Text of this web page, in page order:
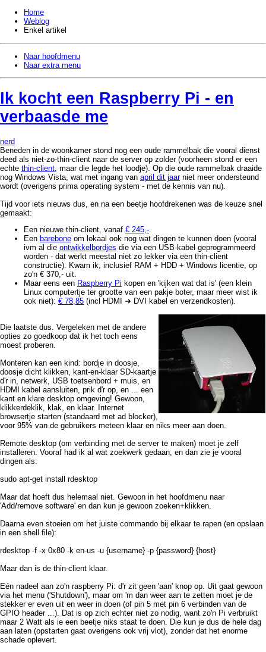
Home
Weblog
Enkel artikel
Naar hoofdmenu
Naar extra menu
Ik kocht een Raspberry Pi - en
verbaasde me
nerd
Beneden in de woonkamer stond nog een oude rammelbak die vooral dienst
deed als niet-zo-thin-client naar de server op zolder (voorheen stond er een
echte thin-client, maar die legde het loodje). Op die oude rammelbak draaide
nog Windows Vista, wat met ingang van april dit jaarniet meer ondersteund
wordt (overigens prima operating system - met de kennis van nu).
Tijd voor iets nieuws dus, en na een beetje hoofdrekenen was de keuze snel
gemaakt:
Een nieuwe thin-client, vanaf € 245,-.
Een barebone om lokaal ook nog wat dingen te kunnen doen (vooral
ivm al die ontwikkelbordjes die via een USB-kabel geprogrammeerd
worden - dat werkt meestal niet zo lekker via een thin-client
constructie). Kwam ik, inclusief RAM + HDD + Windows licentie, op
zo'n € 370,- uit.
Maar eens een Raspberry Pi kopen en 'kijken wat dat is' (een klein
Linux computertje ter grootte van een pakje boter, maar meer wist ik
ook niet): € 78,85 (incl HDMI ➜ DVI kabel en verzendkosten).
Die laatste dus. Vergeleken met de andere
opties zo goedkoop dat ik het toch eens
moest proberen.
Monteren kan een kind: bordje in doosje,
doosje dicht klikken, kant-en-klaar SD-kaartje
d'r in, netwerk, USB toetsenbord + muis, en
HDMI kabel aansluiten, prik d'r op, en ... een
kant en klare desktop omgeving! Gewoon,
klikkerdeklik, klak, en klaar. Internet
browsertje starten (standaard met ad blocker),
voor 95% van de gebruikers meteen klaar en niks meer aan doen.
Remote desktop (om verbinding met de server te maken) moet je zelf
installeren. Vooraf had ik al wat zoekwerk gedaan, en dan zie je vooral
dingen als:
sudo apt-get install rdesktop
Maar dat hoeft dus helemaal niet. Gewoon in het hoofdmenu naar
'Add/remove software' en dan kun je gewoon zoeken+klikken.
Daarna even stoeien om het juiste commando bij elkaar te rapen (en opslaan
in een shell file):
rdesktop -f -x 0x80 -k en-us -u {username} -p {password} {host}
Maar dan is de thin-client klaar.
Eén nadeel aan zo'n raspberry Pi: d'r zit geen 'aan' knop op. Uit gaat gewoon
via het menu ('Shutdown'), maar om 'm dan weer aan te zetten moet je de
stekker er even uit en weer in doen (of pin 5 met pin 6 verbinden van de
GPIO header ...). Dat is op zich echter niet zo nodig, want zo'n Pi verbruikt
maar 2 Watt als ie een beetje niks staat te doen. Die kun je dus de hele dag
aan laten (opstarten gaat overigens ook vrij vlot), zonder dat het enorme
schade oplevert.